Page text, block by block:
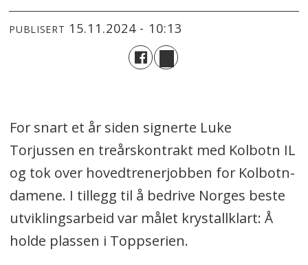
PUBLISERT 15.11.2024 - 10:13
For snart et år siden signerte Luke
Torjussen en treårskontrakt med Kolbotn IL
og tok over hovedtrenerjobben for Kolbotn-
damene. I tillegg til å bedrive Norges beste
utviklingsarbeid var målet krystallklart: Å
holde plassen i Toppserien.